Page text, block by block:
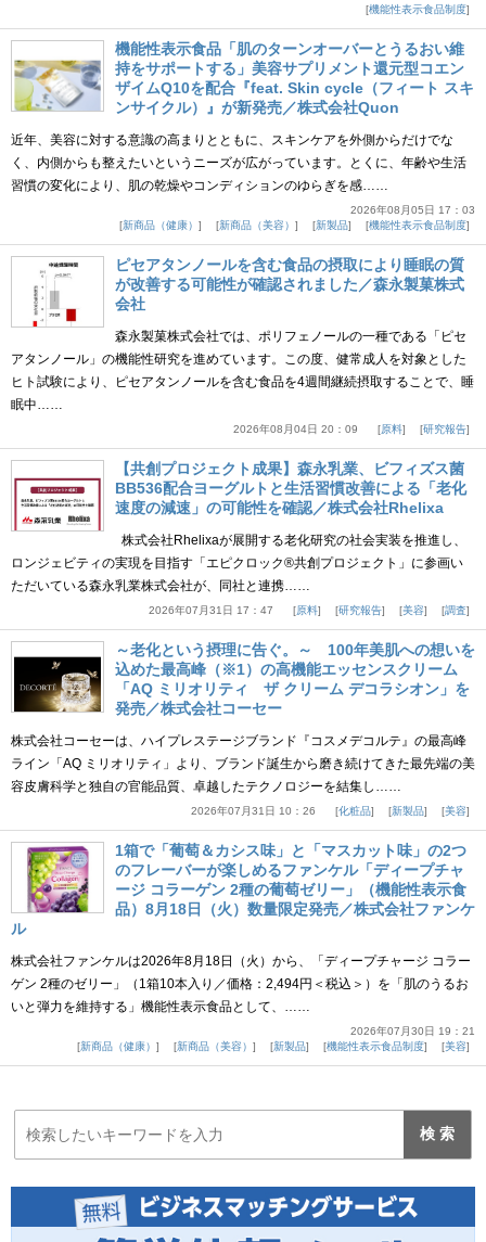
機能性表示食品制度
機能性表示食品「肌のターンオーバーとうるおい維
持をサポートする」美容サプリメント還元型コエン
ザイムQ10を配合『feat. Skin cycle（フィート スキ
ンサイクル）』が新発売／株式会社Quon
近年、美容に対する意識の高まりとともに、スキンケアを外側からだけでな
く、内側からも整えたいというニーズが広がっています。とくに、年齢や生活
習慣の変化により、肌の乾燥やコンディションのゆらぎを感……
2026年08月05日 17：03
新商品（健康）
新商品（美容） 新製品 機能性表示食品制度
ピセアタンノールを含む食品の摂取により睡眠の質
が改善する可能性が確認されました／森永製菓株式
会社
森永製菓株式会社では、ポリフェノールの一種である「ピセ
アタンノール」の機能性研究を進めています。この度、健常成人を対象とした
ヒト試験により、ピセアタンノールを含む食品を4週間継続摂取することで、睡
眠中……
2026年08月04日 20：09 原料 研究報告
【共創プロジェクト成果】森永乳業、ビフィズス菌
BB536配合ヨーグルトと生活習慣改善による「老化
速度の減速」の可能性を確認／株式会社Rhelixa
株式会社Rhelixaが展開する老化研究の社会実装を推進し、
ロンジェビティの実現を目指す「エピクロック®共創プロジェクト」に参画い
ただいている森永乳業株式会社が、同社と連携……
2026年07月31日 17：47 原料 研究報告 美容 調査
～老化という摂理に告ぐ。～ 100年美肌への想いを
込めた最高峰（※1）の高機能エッセンスクリーム
「AQ ミリオリティ ザ クリーム デコラシオン」を
発売／株式会社コーセー
株式会社コーセーは、ハイプレステージブランド『コスメデコルテ』の最高峰
ライン「AQ ミリオリティ」より、ブランド誕生から磨き続けてきた最先端の美
容皮膚科学と独自の官能品質、卓越したテクノロジーを結集し……
2026年07月31日 10：26 化粧品 新製品 美容
1箱で「葡萄＆カシス味」と「マスカット味」の2つ
のフレーバーが楽しめるファンケル「ディープチャ
ージ コラーゲン 2種の葡萄ゼリー」（機能性表示食
品）8月18日（火）数量限定発売／株式会社ファンケ
ル
株式会社ファンケルは2026年8月18日（火）から、「ディープチャージ コラー
ゲン 2種のゼリー」（1箱10本入り／価格：2,494円＜税込＞）を「肌のうるお
いと弾力を維持する」機能性表示食品として、……
2026年07月30日 19：21
新商品（健康）
新商品（美容） 新製品 機能性表示食品制度 美容